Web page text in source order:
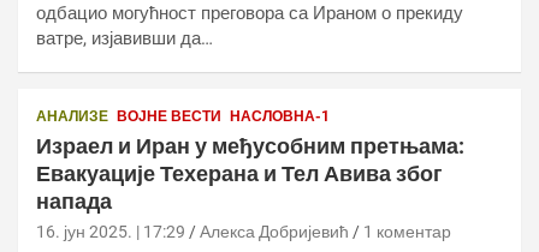
одбацио могућност преговора са Ираном о прекиду
ватре, изјавивши да…
АНАЛИЗЕ ВОЈНЕ ВЕСТИ НАСЛОВНА-1
Израел и Иран у међусобним претњама:
Евакуације Техерана и Тел Авива због
напада
16. јун 2025. | 17:29 Алекса Добријевић 1 коментар